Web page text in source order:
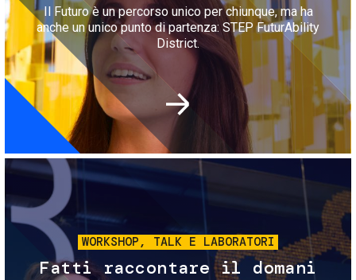
Il Futuro è un percorso unico per chiunque, ma ha
anche un unico punto di partenza: STEP FuturAbility
District.
Immagine
WORKSHOP, TALK E LABORATORI
Fatti raccontare il domani